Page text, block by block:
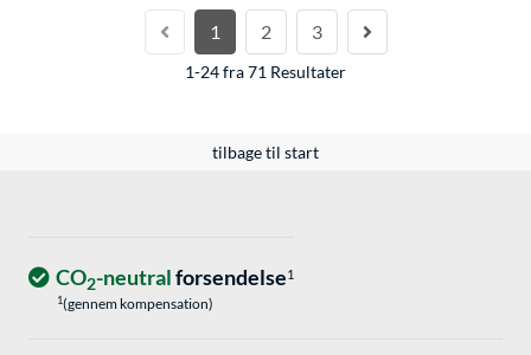
1 2 3
1-24 fra 71 Resultater
tilbage til start
CO2-neutralforsendelse1
1(gennem kompensation)